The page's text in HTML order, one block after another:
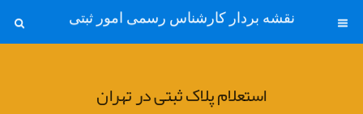
نقشه بردار کارشناس رسمی امور ثبتی
استعلام پلاک ثبتی در تهران